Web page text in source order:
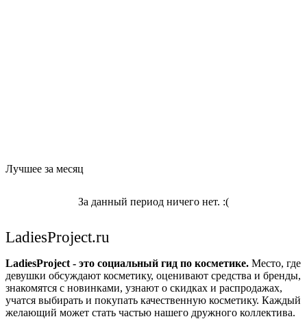
Лучшее за месяц
За данный период ничего нет. :(
LadiesProject.ru
LadiesProject - это социальный гид по косметике. Место, где
девушки обсуждают косметику, оценивают средства и бренды,
знакомятся с новинками, узнают о скидках и распродажах,
учатся выбирать и покупать качественную косметику. Каждый
желающий может стать частью нашего дружного коллектива.